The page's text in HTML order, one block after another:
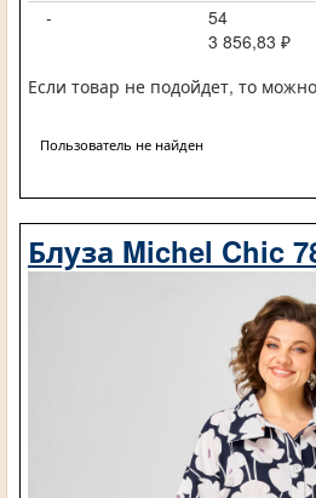
-
54
3 856,83 ₽
Если товар не подойдет, то
Пользователь не найден
Блуза Michel Chic